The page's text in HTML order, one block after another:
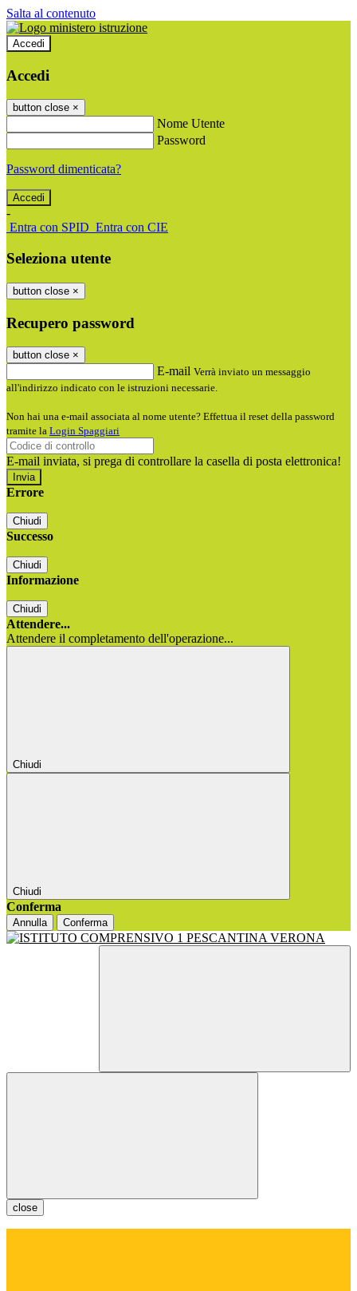
Salta al contenuto
Accedi
Accedi
button close ×
Nome Utente
Password
Password dimenticata?
-
Entra con SPID Entra con CIE
Seleziona utente
button close ×
Recupero password
button close ×
E-mail Verrà inviato un messaggio
all'indirizzo indicato con le istruzioni necessarie.
Non hai una e-mail associata al nome utente? Effettua il reset della password
tramite la Login Spaggiari
E-mail inviata, si prega di controllare la casella di posta elettronica!
Errore
Chiudi
Successo
Chiudi
Informazione
Chiudi
Attendere...
Attendere il completamento dell'operazione...
Chiudi
Chiudi
Conferma
Annulla Conferma
close